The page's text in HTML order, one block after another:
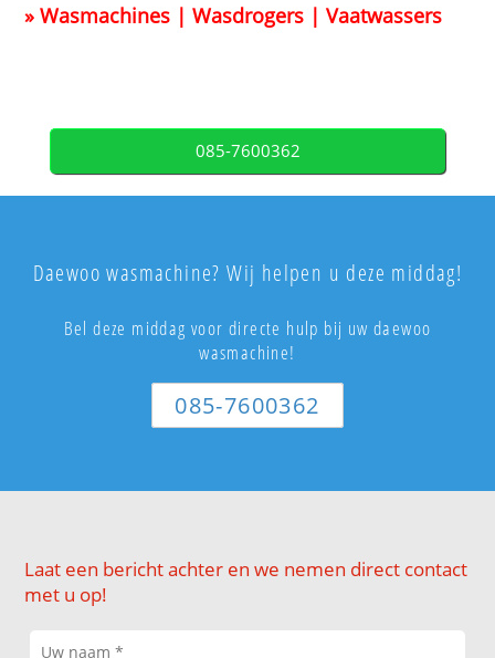
» Wasmachines | Wasdrogers | Vaatwassers
085-7600362
Daewoo wasmachine? Wij helpen u deze middag!
Bel deze middag voor directe hulp bij uw daewoo
wasmachine!
085-7600362
Laat een bericht achter en we nemen direct contact
met u op!